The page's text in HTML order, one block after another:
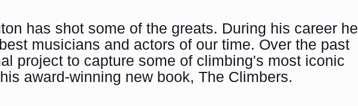
has shot some of the greats. During his career he
musicians and actors of our time. Over the past
project to capture some of climbing's most iconic
award-winning new book, The Climbers.